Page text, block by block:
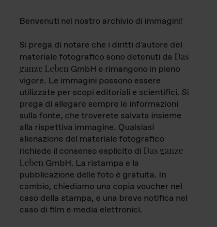
Benvenuti nel nostro archivio di immagini!
Si prega di notare che i diritti d'autore del
materiale fotografico sono detenuti da Das
ganze Leben GmbH e rimangono in pieno
vigore. Le immagini possono essere
utilizzate per scopi editoriali e scientifici. Si
prega di allegare sempre le informazioni
sulla fonte, che troverete salvata insieme
alla rispettiva immagine. Qualsiasi
alienazione del materiale fotografico
richiede il consenso esplicito di Das ganze
Leben GmbH. La ristampa e la
pubblicazione delle foto è gratuita. In
cambio, chiediamo una copia voucher nel
caso della stampa, e una breve notifica nel
caso di film e media elettronici.